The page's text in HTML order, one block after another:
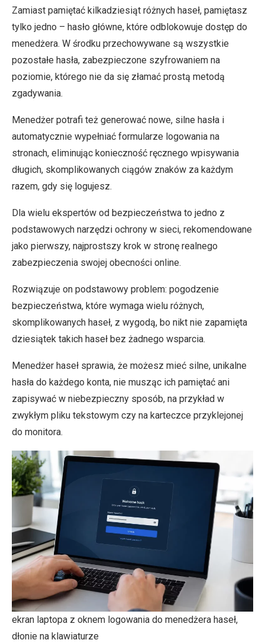
Zamiast pamiętać kilkadziesiąt różnych haseł, pamiętasz
tylko jedno – hasło główne, które odblokowuje dostęp do
menedżera. W środku przechowywane są wszystkie
pozostałe hasła, zabezpieczone szyfrowaniem na
poziomie, którego nie da się złamać prostą metodą
zgadywania.
Menedżer potrafi też generować nowe, silne hasła i
automatycznie wypełniać formularze logowania na
stronach, eliminując konieczność ręcznego wpisywania
długich, skomplikowanych ciągów znaków za każdym
razem, gdy się logujesz.
Dla wielu ekspertów od bezpieczeństwa to jedno z
podstawowych narzędzi ochrony w sieci, rekomendowane
jako pierwszy, najprostszy krok w stronę realnego
zabezpieczenia swojej obecności online.
Rozwiązuje on podstawowy problem: pogodzenie
bezpieczeństwa, które wymaga wielu różnych,
skomplikowanych haseł, z wygodą, bo nikt nie zapamięta
dziesiątek takich haseł bez żadnego wsparcia.
Menedżer haseł sprawia, że możesz mieć silne, unikalne
hasła do każdego konta, nie musząc ich pamiętać ani
zapisywać w niebezpieczny sposób, na przykład w
zwykłym pliku tekstowym czy na karteczce przyklejonej
do monitora.
ekran laptopa z oknem logowania do menedżera haseł,
dłonie na klawiaturze